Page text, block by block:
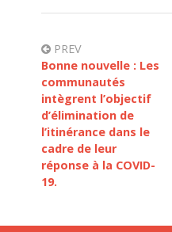
PREV
Bonne nouvelle : Les
communautés
intègrent l’objectif
d’élimination de
l’itinérance dans le
cadre de leur
réponse à la COVID-
19.